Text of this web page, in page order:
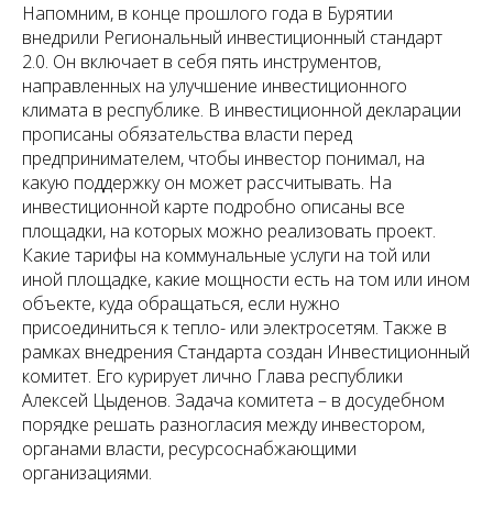
Напомним, в конце прошлого года в Бурятии
внедрили Региональный инвестиционный стандарт
2.0. Он включает в себя пять инструментов,
направленных на улучшение инвестиционного
климата в республике. В инвестиционной декларации
прописаны обязательства власти перед
предпринимателем, чтобы инвестор понимал, на
какую поддержку он может рассчитывать. На
инвестиционной карте подробно описаны все
площадки, на которых можно реализовать проект.
Какие тарифы на коммунальные услуги на той или
иной площадке, какие мощности есть на том или ином
объекте, куда обращаться, если нужно
присоединиться к тепло- или электросетям. Также в
рамках внедрения Стандарта создан Инвестиционный
комитет. Его курирует лично Глава республики
Алексей Цыденов. Задача комитета – в досудебном
порядке решать разногласия между инвестором,
органами власти, ресурсоснабжающими
организациями.